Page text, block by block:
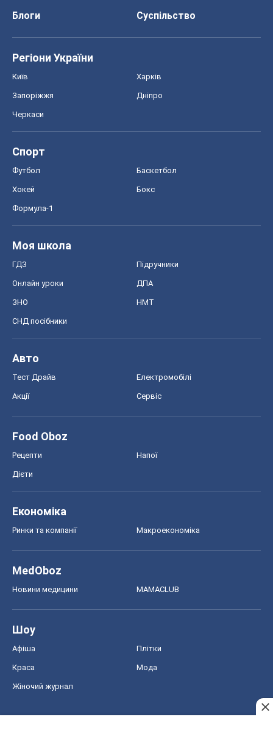
Блоги
Суспільство
Регіони України
Київ Харків
Запоріжжя Дніпро
Черкаси
Спорт
Футбол Баскетбол
Хокей Бокс
Формула-1
Моя школа
ГДЗ Підручники
Онлайн уроки ДПА
ЗНО НМТ
СНД посібники
Авто
Тест Драйв Електромобілі
Акції Сервіс
Food Oboz
Рецепти Напої
Дієти
Економіка
Ринки та компанії Макроекономіка
MedOboz
Новини медицини MAMACLUB
Шоу
Афіша Плітки
Краса Мода
Жіночий журнал